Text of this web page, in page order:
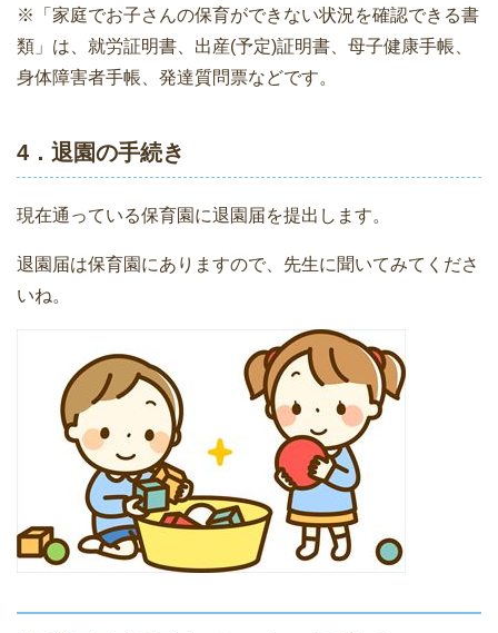
※「家庭でお子さんの保育ができない状況を確認できる書
類」は、就労証明書、出産(予定)証明書、母子健康手帳、
身体障害者手帳、発達質問票などです。
4．退園の手続き
現在通っている保育園に退園届を提出します。
退園届は保育園にありますので、先生に聞いてみてくださ
いね。